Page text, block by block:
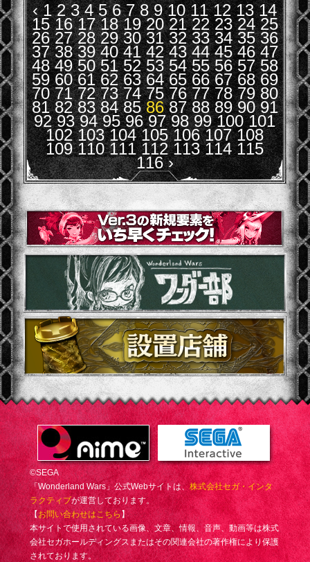
‹ 1 2 3 4 5 6 7 8 9 10 11 12 13 14
15 16 17 18 19 20 21 22 23 24 25
26 27 28 29 30 31 32 33 34 35 36
37 38 39 40 41 42 43 44 45 46 47
48 49 50 51 52 53 54 55 56 57 58
59 60 61 62 63 64 65 66 67 68 69
70 71 72 73 74 75 76 77 78 79 80
81 82 83 84 85 86 87 88 89 90 91
92 93 94 95 96 97 98 99 100 101
102 103 104 105 106 107 108
109 110 111 112 113 114 115
116 ›
©SEGA
「Wonderland Wars」公式Webサイトは、株式会社セガ・インタ
ラクティブが運営しております。
【お問い合わせはこちら】
本サイトで使用されている画像、文章、情報、音声、動画等は株式
会社セガホールディングスまたはその関連会社の著作権により保護
されております。